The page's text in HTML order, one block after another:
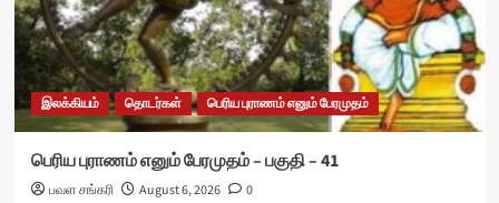
இலக்கியம் தொடர்கள் பெரிய புராணம் எனும் பேரமுதம்
பெரிய புராணம் எனும் பேரமுதம் – பகுதி – 41
பவள சங்கரி August 6, 2026 0